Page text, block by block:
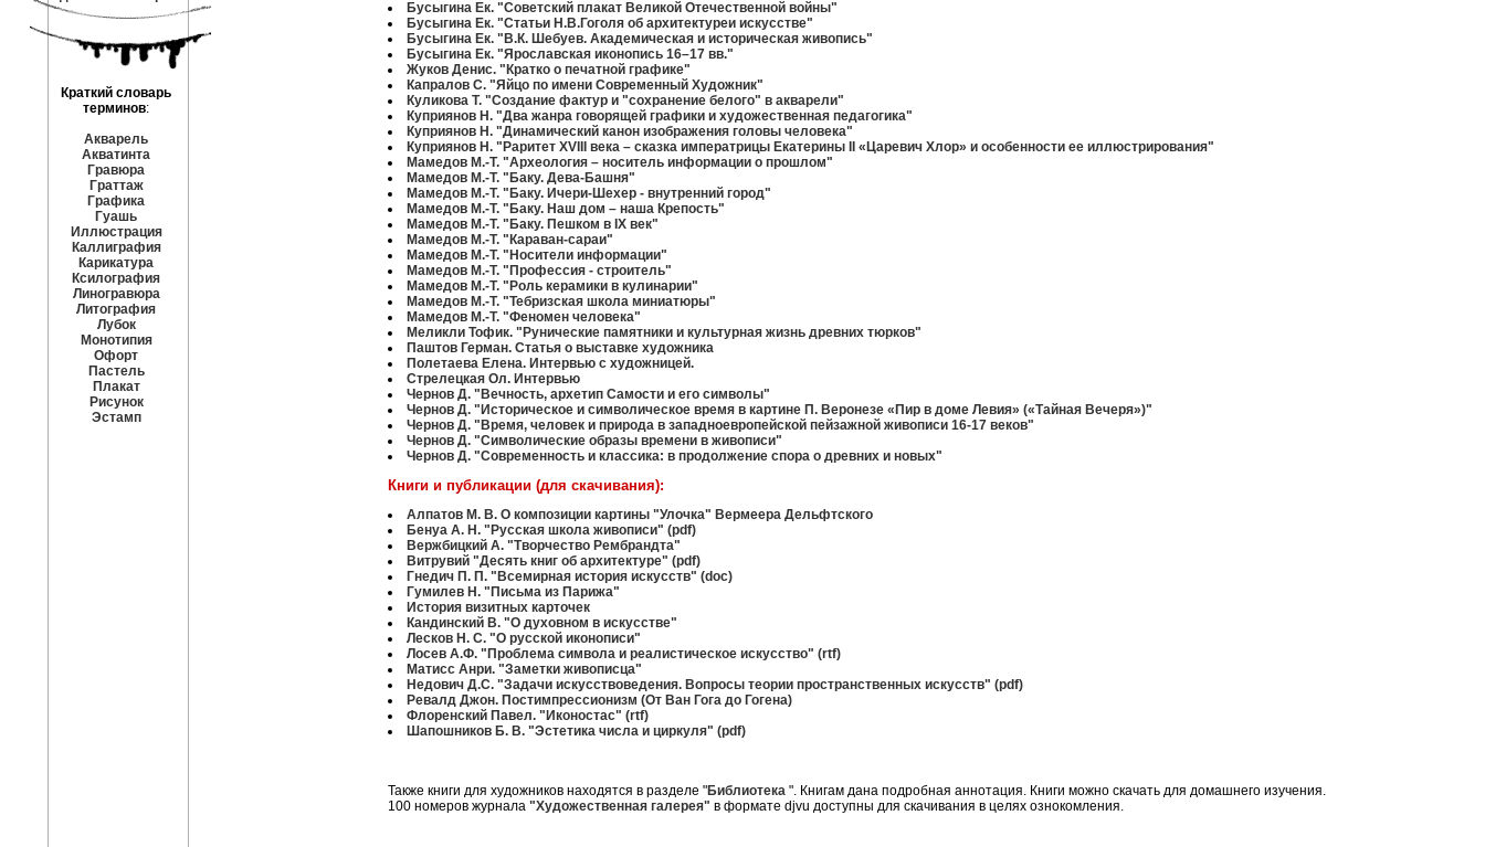
Краткий словарь
терминов:
Акварель
Акватинта
Гравюра
Граттаж
Графика
Гуашь
Иллюстрация
Каллиграфия
Карикатура
Ксилография
Линогравюра
Литография
Лубок
Монотипия
Офорт
Пастель
Плакат
Рисунок
Эстамп
Бусыгина Ек. "Советский плакат Великой Отечественной войны"
Бусыгина Ек. "Статьи Н.В.Гоголя об архитектуреи искусстве"
Бусыгина Ек. "В.К. Шебуев. Академическая и историческая живопись"
Бусыгина Ек. "Ярославская иконопись 16–17 вв."
Жуков Денис. "Кратко о печатной графике"
Капралов С. "Яйцо по имени Современный Художник"
Куликова Т. "Создание фактур и "сохранение белого" в акварели"
Куприянов Н. "Два жанра говорящей графики и художественная педагогика"
Куприянов Н. "Динамический канон изображения головы человека"
Куприянов Н. "Раритет XVIII века – сказка императрицы Екатерины II «Царевич Хлор» и особенности ее иллюстрирования"
Мамедов М.-Т. "Археология – носитель информации о прошлом"
Мамедов М.-Т. "Баку. Дева-Башня"
Мамедов М.-Т. "Баку. Ичери-Шехер - внутренний город"
Мамедов М.-Т. "Баку. Наш дом – наша Крепость"
Мамедов М.-Т. "Баку. Пешком в IX век"
Мамедов М.-Т. "Караван-сараи"
Мамедов М.-Т. "Носители информации"
Мамедов М.-Т. "Профессия - строитель"
Мамедов М.-Т. "Роль керамики в кулинарии"
Мамедов М.-Т. "Тебризская школа миниатюры"
Мамедов М.-Т. "Феномен человека"
Меликли Тофик. "Рунические памятники и культурная жизнь древних тюрков"
Паштов Герман. Статья о выставке художника
Полетаева Елена. Интервью с художницей.
Стрелецкая Ол. Интервью
Чернов Д. "Вечность, архетип Самости и его символы"
Чернов Д. "Историческое и символическое время в картине П. Веронезе «Пир в доме Левия» («Тайная Вечеря»)"
Чернов Д. "Время, человек и природа в западноевропейской пейзажной живописи 16-17 веков"
Чернов Д. "Символические образы времени в живописи"
Чернов Д. "Современность и классика: в продолжение спора о древних и новых"
Книги и публикации (для скачивания):
Алпатов М. В. О композиции картины "Улочка" Вермеера Дельфтского
Бенуа А. Н. "Русская школа живописи" (pdf)
Вержбицкий А. "Творчество Рембрандта"
Витрувий "Десять книг об архитектуре" (pdf)
Гнедич П. П. "Всемирная история искусств" (doc)
Гумилев Н. "Письма из Парижа"
История визитных карточек
Кандинский В. "О духовном в искусстве"
Лесков Н. С. "О русской иконописи"
Лосев А.Ф. "Проблема символа и реалистическое искусство" (rtf)
Матисс Анри. "Заметки живописца"
Недович Д.С. "Задачи искусствоведения. Вопросы теории пространственных искусств" (pdf)
Ревалд Джон. Постимпрессионизм (От Ван Гога до Гогена)
Флоренский Павел. "Иконостас" (rtf)
Шапошников Б. В. "Эстетика числа и циркуля" (pdf)
Также книги для художников находятся в разделе "Библиотека ". Книгам дана подробная аннотация. Книги можно скачать для домашнего изучения.
100 номеров журнала "Художественная галерея" в формате djvu доступны для скачивания в целях ознокомления.